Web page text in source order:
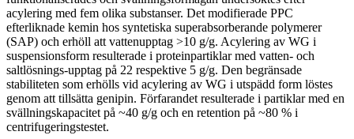
acylering med fem olika substanser. Det modifierade PPC
efterliknade kemin hos syntetiska superabsorberande polymerer
(SAP) och erhöll att vattenupptag >10 g/g. Acylering av WG i
suspensionsform resulterade i proteinpartiklar med vatten- och
saltlösnings-upptag på 22 respektive 5 g/g. Den begränsade
stabiliteten som erhölls vid acylering av WG i utspädd form löstes
genom att tillsätta genipin. Förfarandet resulterade i partiklar med en
svällningskapacitet på ~40 g/g och en retention på ~80 % i
centrifugeringstestet.